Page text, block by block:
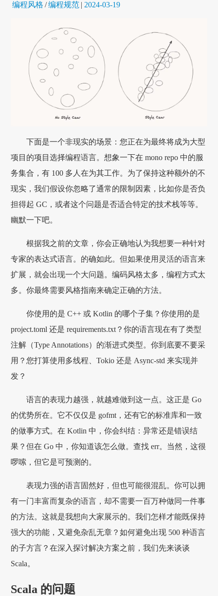
编程风格 /编程规范 | 2024-03-19
下面是一个非现实的场景：您正在为最终将成为大型
项目的项目选择编程语言。想象一下在 mono repo 中的服
务集合，有 100 多人在为其工作。为了保持这种额外的不
现实，我们假设你忽略了通常的限制因素，比如你是否负
担得起 GC，或者这个问题是否适合特定的技术栈等等。
幽默一下吧。
根据我之前的文章，你会正确地认为我想要一种针对
专家的表达式语言。的确如此。但如果使用灵活的语言来
扩展，就会出现一个大问题。编码风格太多，编程方式太
多。你最终需要风格指南来确定正确的方法。
你使用的是 C++ 或 Kotlin 的哪个子集？你使用的是
project.toml 还是 requirements.txt？你的语言现在有了类型
注解（Type Annotations）的渐进式类型。你到底要不要采
用？您打算使用多线程、Tokio 还是 Async-std 来实现并
发？
语言的表现力越强，就越难做到这一点。这正是 Go
的优势所在。它不仅仅是 gofmt，还有它的标准库和一致
的做事方式。在 Kotlin 中，你会纠结：异常还是错误结
果？但在 Go 中，你知道该怎么做。查找 err。当然，这很
啰嗦，但它是可预测的。
表现力强的语言固然好，但也可能很混乱。你可以拥
有一门丰富而复杂的语言，却不需要一百万种做同一件事
的方法。这就是我想向大家展示的。我们怎样才能既保持
强大的功能，又避免杂乱无章？如何避免出现 500 种语言
的子方言？在深入探讨解决方案之前，我们先来谈谈
Scala。
Scala 的问题